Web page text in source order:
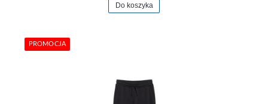
Do koszyka
PROMOCJA